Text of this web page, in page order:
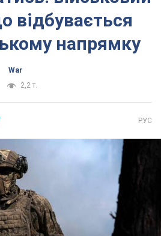
відбувається
напрямку
War
2,2 т.
РУС